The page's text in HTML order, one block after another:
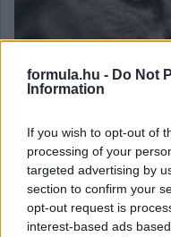
formula.hu - Do Not
Information
If you wish to opt-out of
processing of your
targeted advertising by
section to confirm your
opt-out request is
interest-based ads
A kedvencednek minden
vitamin- és tápanyag-
mindegy, hogy milyen
részletek